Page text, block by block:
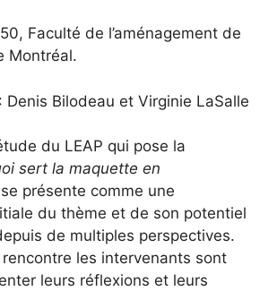
Faculté de l’aménagement de
Montréal.
Denis Bilodeau et Virginie LaSalle
du LEAP qui pose la
sert la maquette en
se présente comme une
du thème et de son potentiel
de multiples perspectives.
les intervenants sont
leurs réflexions et leurs